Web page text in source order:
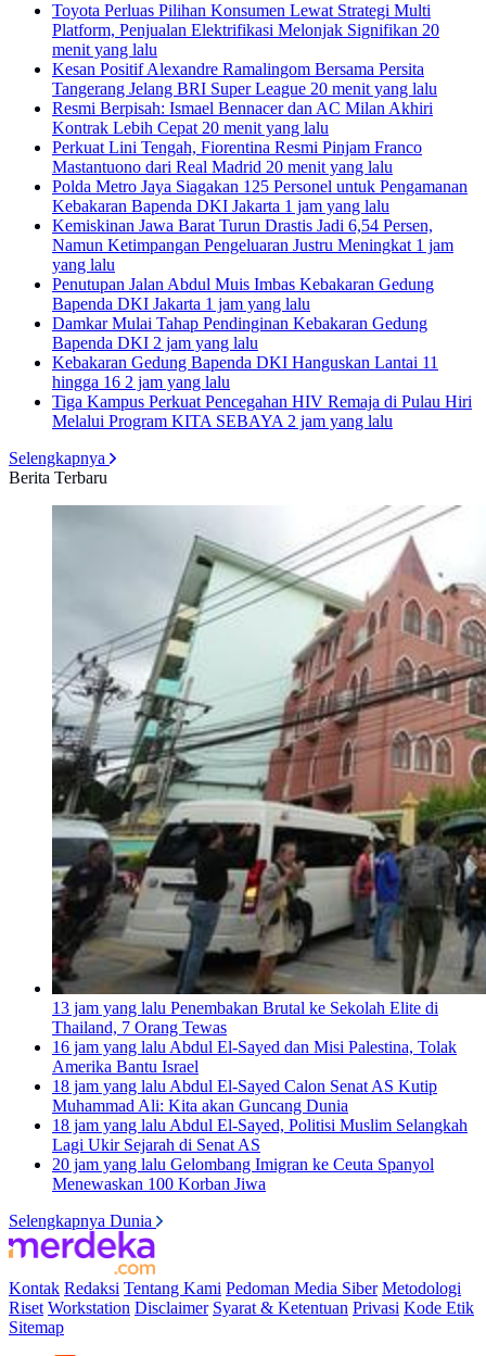
Toyota Perluas Pilihan Konsumen Lewat Strategi Multi
Platform, Penjualan Elektrifikasi Melonjak Signifikan 20
menit yang lalu
Kesan Positif Alexandre Ramalingom Bersama Persita
Tangerang Jelang BRI Super League 20 menit yang lalu
Resmi Berpisah: Ismael Bennacer dan AC Milan Akhiri
Kontrak Lebih Cepat 20 menit yang lalu
Perkuat Lini Tengah, Fiorentina Resmi Pinjam Franco
Mastantuono dari Real Madrid 20 menit yang lalu
Polda Metro Jaya Siagakan 125 Personel untuk Pengamanan
Kebakaran Bapenda DKI Jakarta 1 jam yang lalu
Kemiskinan Jawa Barat Turun Drastis Jadi 6,54 Persen,
Namun Ketimpangan Pengeluaran Justru Meningkat 1 jam
yang lalu
Penutupan Jalan Abdul Muis Imbas Kebakaran Gedung
Bapenda DKI Jakarta 1 jam yang lalu
Damkar Mulai Tahap Pendinginan Kebakaran Gedung
Bapenda DKI 2 jam yang lalu
Kebakaran Gedung Bapenda DKI Hanguskan Lantai 11
hingga 16 2 jam yang lalu
Tiga Kampus Perkuat Pencegahan HIV Remaja di Pulau Hiri
Melalui Program KITA SEBAYA 2 jam yang lalu
Selengkapnya
Berita Terbaru
13 jam yang lalu Penembakan Brutal ke Sekolah Elite di
Thailand, 7 Orang Tewas
16 jam yang lalu Abdul El-Sayed dan Misi Palestina, Tolak
Amerika Bantu Israel
18 jam yang lalu Abdul El-Sayed Calon Senat AS Kutip
Muhammad Ali: Kita akan Guncang Dunia
18 jam yang lalu Abdul El-Sayed, Politisi Muslim Selangkah
Lagi Ukir Sejarah di Senat AS
20 jam yang lalu Gelombang Imigran ke Ceuta Spanyol
Menewaskan 100 Korban Jiwa
Selengkapnya Dunia
Kontak Redaksi Tentang Kami Pedoman Media Siber Metodologi
Riset Workstation Disclaimer Syarat & Ketentuan Privasi Kode Etik
Sitemap